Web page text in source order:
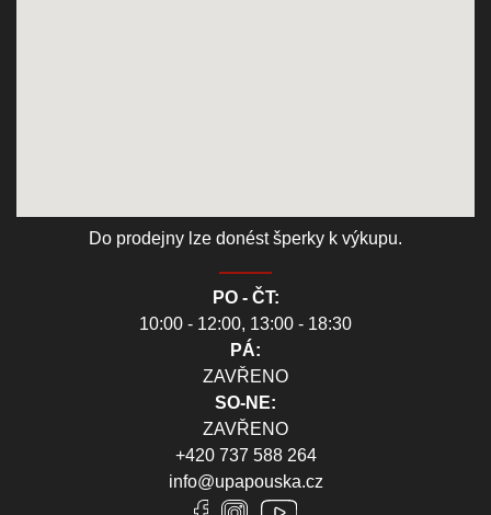
Do prodejny lze donést šperky k výkupu.
PO - ČT:
10:00 - 12:00, 13:00 - 18:30
PÁ:
ZAVŘENO
SO-NE:
ZAVŘENO
+420 737 588 264
info@upapouska.cz